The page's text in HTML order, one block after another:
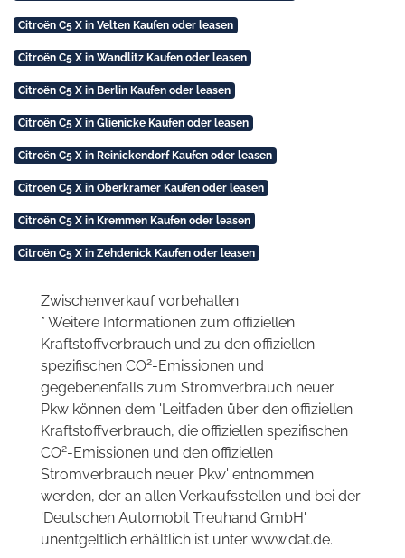
Citroën C5 X in Velten Kaufen oder leasen
Citroën C5 X in Wandlitz Kaufen oder leasen
Citroën C5 X in Berlin Kaufen oder leasen
Citroën C5 X in Glienicke Kaufen oder leasen
Citroën C5 X in Reinickendorf Kaufen oder leasen
Citroën C5 X in Oberkrämer Kaufen oder leasen
Citroën C5 X in Kremmen Kaufen oder leasen
Citroën C5 X in Zehdenick Kaufen oder leasen
Zwischenverkauf vorbehalten.
* Weitere Informationen zum offiziellen
Kraftstoffverbrauch und zu den offiziellen
spezifischen CO2-Emissionen und
gegebenenfalls zum Stromverbrauch neuer
Pkw können dem 'Leitfaden über den offiziellen
Kraftstoffverbrauch, die offiziellen spezifischen
CO2-Emissionen und den offiziellen
Stromverbrauch neuer Pkw' entnommen
werden, der an allen Verkaufsstellen und bei der
'Deutschen Automobil Treuhand GmbH'
unentgeltlich erhältlich ist unter www.dat.de.